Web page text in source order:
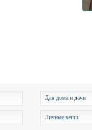
Для дома и дачи
Личные вещи